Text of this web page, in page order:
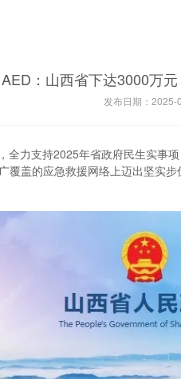
：山西省下达3000万
发布日期：2025-
全力支持2025年省政府民生实
覆盖的应急救援网络上迈出坚实步